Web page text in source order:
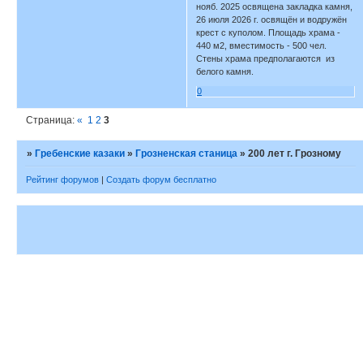
нояб. 2025 освящена закладка камня,
26 июля 2026 г. освящён и водружён
крест с куполом. Площадь храма -
440 м2, вместимость - 500 чел.
Стены храма предполагаются из
белого камня.
0
Страница:« 1 2 3
» Гребенские казаки » Грозненская станица »200 лет г. Грозному
Рейтинг форумов | Создать форум бесплатно